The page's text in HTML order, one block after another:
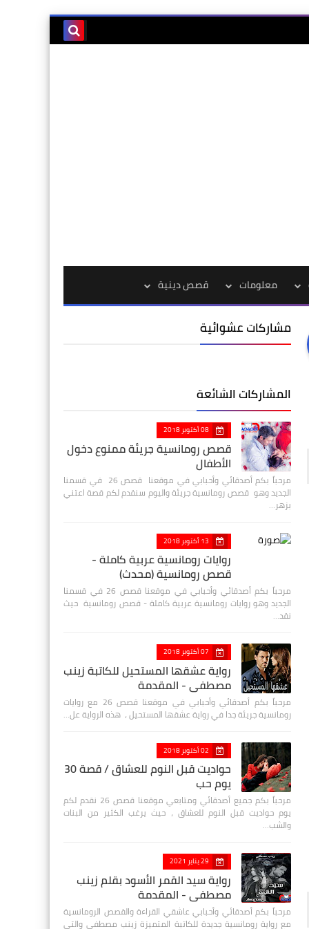
معلومات قصص دينية
مشاركات عشوائية
المشاركات الشائعة
08 أكتوبر 2018
قصص رومانسية جريئة ممنوع دخول
الأطفال
مرحباً بكم أصدقائي وأحبابي في موقعنا قصص 26 في قسمنا
الجديد وهو قصص رومانسية جريئة واليوم سنقدم لكم قصة اعتني
بزهر…
13 أكتوبر 2018
روايات رومانسية عربية كاملة -
قصص رومانسية (محدث)
مرحباً بكم أصدقائي وأحبابي في موقعنا قصص 26 في قسمنا
الجديد وهو روايات رومانسية عربية كاملة - قصص رومانسية حيث
نقد…
07 أكتوبر 2018
رواية عشقها المستحيل للكاتبة زينب
مصطفي - المقدمة
مرحباً بكم أصدقائي وأحبابي في موقعنا قصص 26 مع روايات
رومانسية جريئة جدا في رواية عشقها المستحيل ، هذه الرواية عل…
02 أكتوبر 2018
حواديت قبل النوم للعشاق / قصة 30
يوم حب
مرحباً بكم جميع أصدقائي ومتابعي موقعنا قصص 26 نقدم لكم
يوم حواديت قبل النوم للعشاق ، حيث يرغب الكثير من البنات
والشب…
29 يناير 2021
رواية سيد القمر الأسود بقلم زينب
مصطفي - المقدمة
مرحباً بكم أصدقائي وأحبابي عاشقي القراءة والقصص الرومانسية
مع رواية رومانسية جديدة للكاتبة المتميزة زينب مصطفى والتي